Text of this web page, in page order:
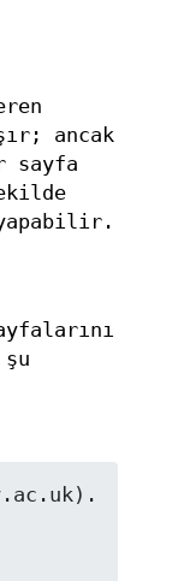
ancak
sayfa